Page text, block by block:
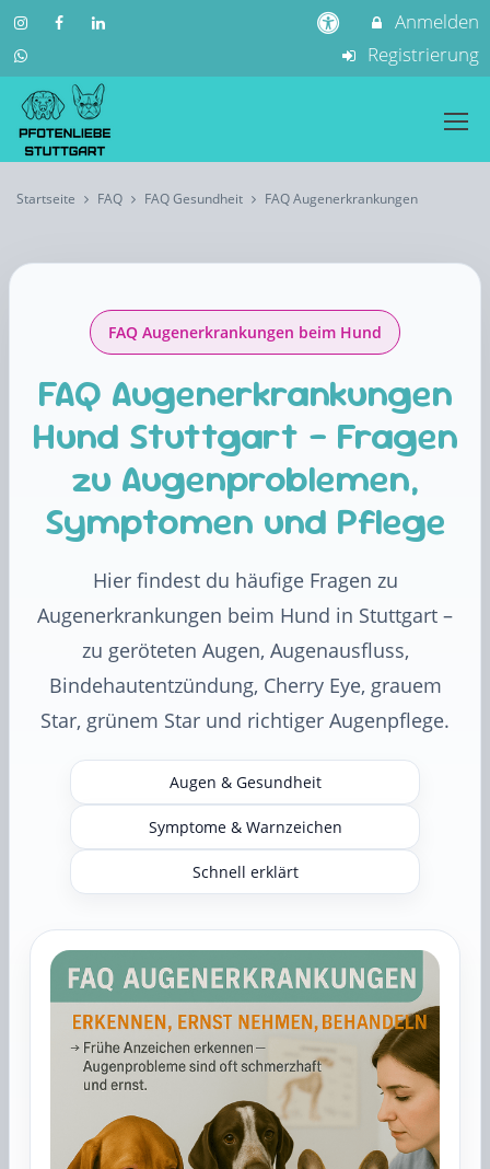
Anmelden
Registrierung
Startseite FAQ FAQ Gesundheit FAQ Augenerkrankungen
FAQ Augenerkrankungen beim Hund
FAQ Augenerkrankungen
Hund Stuttgart – Fragen
zu Augenproblemen,
Symptomen und Pflege
Hier findest du häufige Fragen zu
Augenerkrankungen beim Hund in Stuttgart –
zu geröteten Augen, Augenausfluss,
Bindehautentzündung, Cherry Eye, grauem
Star, grünem Star und richtiger Augenpflege.
Augen & Gesundheit
Symptome & Warnzeichen
Schnell erklärt